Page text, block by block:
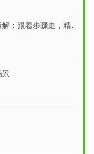
步骤走，精准检测不踩坑
景